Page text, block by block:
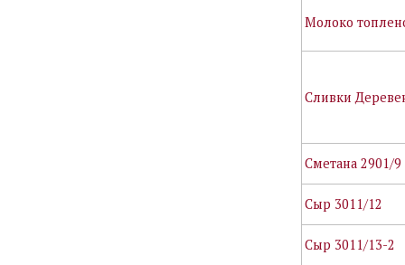
Молоко
Сливки
Сметана 2901/9
Сыр 3011/12
Сыр 3011/13-2